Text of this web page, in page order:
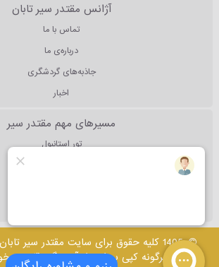
آژانس مقتدر سیر تابان
تماس با ما
درباره‌ی ما
جاذبه‌های گردشگری
اخبار
مسیرهای مهم مقتدر سیر
تور استانبول
1405 کلیه حقوق برای سایت مقتدر سیر
هرگونه کپی برداری از آن پیگرد